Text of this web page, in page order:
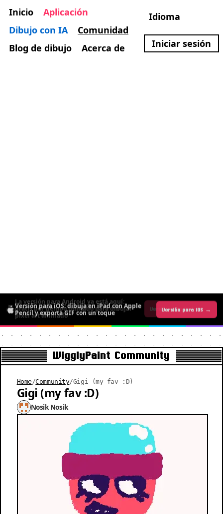
Inicio
Aplicación
Dibujo con IA
Comunidad
Blog de dibujo
Acerca de
Idioma
Iniciar sesión
La versión para Android ya está aquí:
gratis por tiempo limitado para dibujar
pixel art animado
Versión para Android →
Versión para iOS: dibuja en iPad con Apple
Pencil y exporta GIF con un toque
Versión para iOS →
WigglyPaint Community
Home /Community/Gigi (my fav :D)
Gigi (my fav :D)
Nosik Nosik